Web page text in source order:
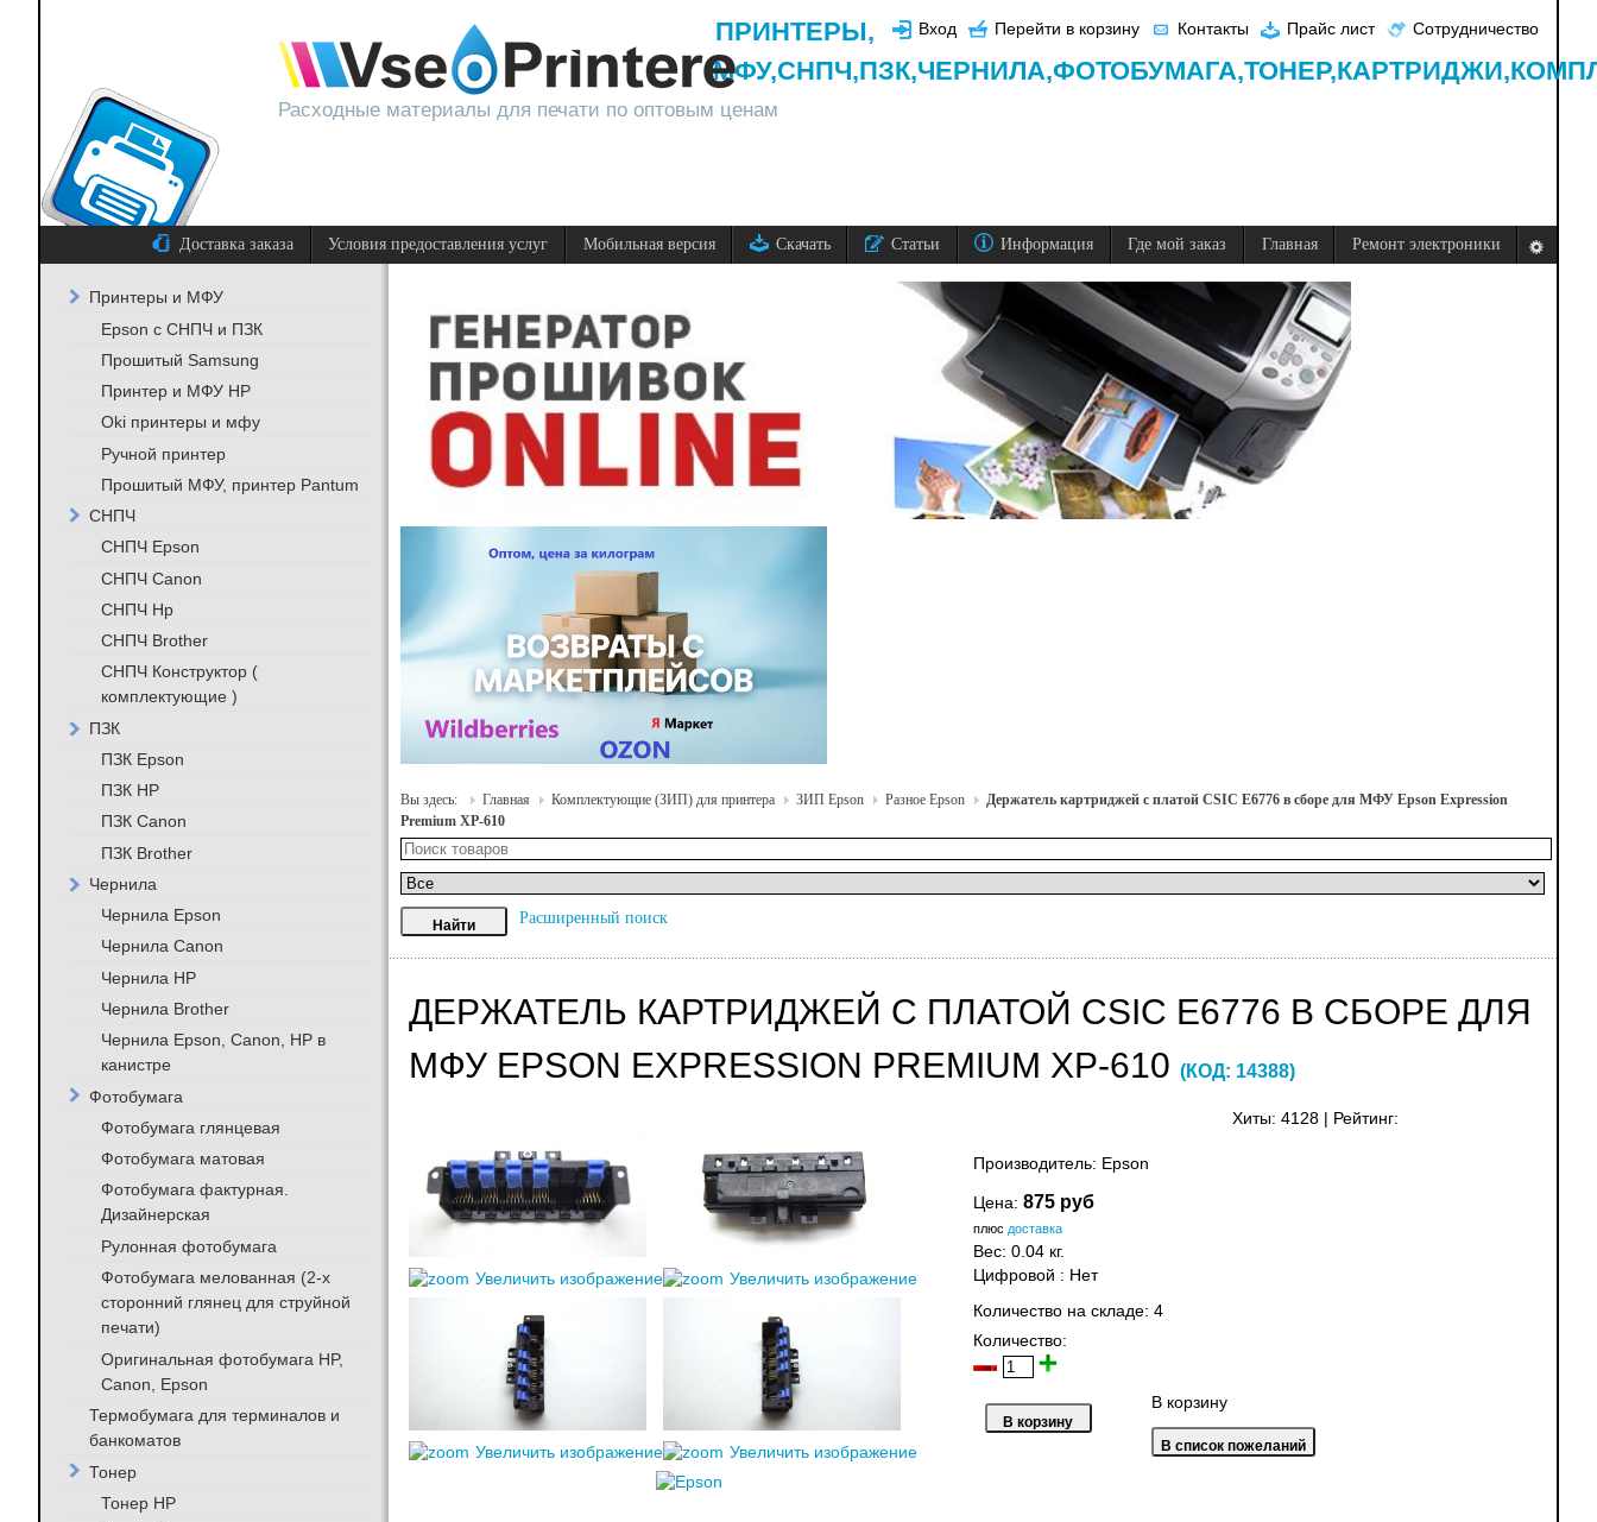
Расходные материалы для печати по оптовым ценам
Вход Перейти в корзину Контакты Прайс лист Сотрудничество
ПРИНТЕРЫ,
МФУ,СНПЧ,ПЗК,ЧЕРНИЛА,ФОТОБУМАГА,ТОНЕР,КАРТРИДЖИ,
Доставка заказа Условия предоставления услуг Мобильная версия Скачать Статьи Информация Где мой заказ Главная Ремонт электроники
Вы здесь: Главная Комплектующие (ЗИП) для принтера ЗИП Epson Разное Epson
Держатель картриджей с платой CSIC E6776 в сборе для МФУ Epson Expression
Premium XP-610
Расширенный поиск
ДЕРЖАТЕЛЬ КАРТРИДЖЕЙ С ПЛАТОЙ CSIC E6776 В СБОРЕ ДЛЯ
МФУ EPSON EXPRESSION PREMIUM XP-610 (КОД: 14388)
Хиты: 4128 Рейтинг:
Увеличить изображение Увеличить изображение
Увеличить изображение Увеличить изображение
Производитель: Epson
Цена: 875 руб
плюс доставка
Вес: 0.04 кг.
Цифровой : Нет
Количество на складе: 4
Количество:
В корзину
Принтеры и МФУ
Epson с СНПЧ и ПЗК
Прошитый Samsung
Принтер и МФУ HP
Oki принтеры и мфу
Ручной принтер
Прошитый МФУ, принтер Pantum
СНПЧ
СНПЧ Epson
СНПЧ Canon
СНПЧ Hp
СНПЧ Brother
СНПЧ Конструктор (
комплектующие )
ПЗК
ПЗК Epson
ПЗК HP
ПЗК Canon
ПЗК Brother
Чернила
Чернила Epson
Чернила Canon
Чернила HP
Чернила Brother
Чернила Epson, Canon, HP в
канистре
Фотобумага
Фотобумага глянцевая
Фотобумага матовая
Фотобумага фактурная.
Дизайнерская
Рулонная фотобумага
Фотобумага мелованная (2-х
сторонний глянец для струйной
печати)
Оригинальная фотобумага HP,
Canon, Epson
Термобумага для терминалов и
банкоматов
Тонер
Тонер HP